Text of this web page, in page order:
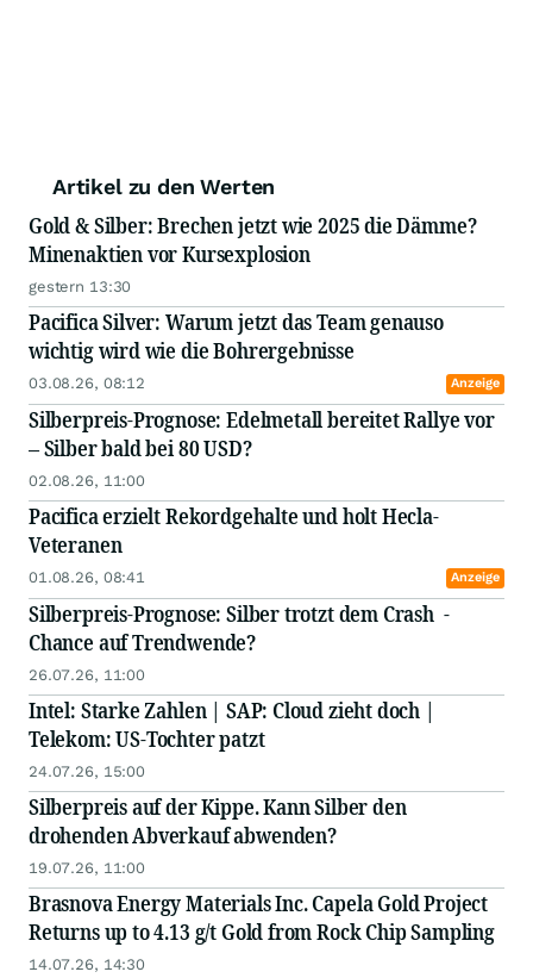
Artikel zu den Werten
Gold & Silber: Brechen jetzt wie 2025 die Dämme?
Minenaktien vor Kursexplosion
gestern 13:30
Pacifica Silver: Warum jetzt das Team genauso
wichtig wird wie die Bohrergebnisse
03.08.26, 08:12 Anzeige
Silberpreis-Prognose: Edelmetall bereitet Rallye vor
– Silber bald bei 80 USD?
02.08.26, 11:00
Pacifica erzielt Rekordgehalte und holt Hecla-
Veteranen
01.08.26, 08:41 Anzeige
Silberpreis-Prognose: Silber trotzt dem Crash -
Chance auf Trendwende?
26.07.26, 11:00
Intel: Starke Zahlen | SAP: Cloud zieht doch |
Telekom: US-Tochter patzt
24.07.26, 15:00
Silberpreis auf der Kippe. Kann Silber den
drohenden Abverkauf abwenden?
19.07.26, 11:00
Brasnova Energy Materials Inc. Capela Gold Project
Returns up to 4.13 g/t Gold from Rock Chip Sampling
14.07.26, 14:30